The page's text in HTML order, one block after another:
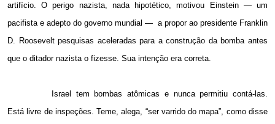
artifício. O perigo nazista, nada hipotético, motivou Einstein — um
pacifista e adepto do governo mundial — a propor ao presidente Franklin
D. Roosevelt pesquisas aceleradas para a construção da bomba antes
que o ditador nazista o fizesse. Sua intenção era correta.
Israel tem bombas atômicas e nunca permitiu contá-las.
Está livre de inspeções. Teme, alega, “ser varrido do mapa”, como disse